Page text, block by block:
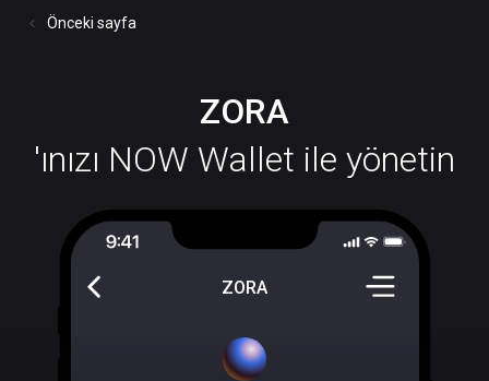
Önceki sayfa
ZORA
'ınızı NOW Wallet ile yönetin
ZORA